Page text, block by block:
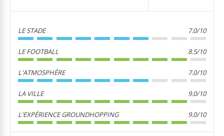
LE STADE 7.0/10
LE FOOTBALL 8.5/10
L'ATMOSPHÈRE 7.0/10
LA VILLE 9.0/10
L'EXPÉRIENCE GROUNDHOPPING 9.0/10